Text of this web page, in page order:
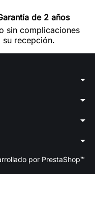
de 2 años
sin complicaciones
recepción.
arrow_drop_down
arrow_drop_down
arrow_drop_down
arrow_drop_down
por PrestaShop™